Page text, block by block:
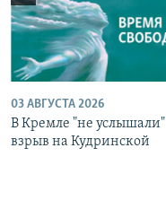
03 АВГУСТА 2026
В Кремле "не услышали"
взрыв на Кудринской